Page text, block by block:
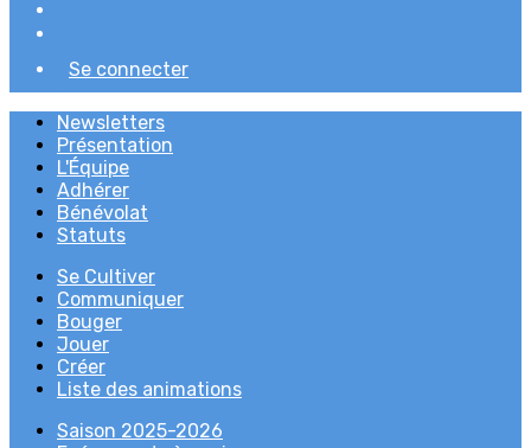
Se connecter
Newsletters
Présentation
L'Équipe
Adhérer
Bénévolat
Statuts
Se Cultiver
Communiquer
Bouger
Jouer
Créer
Liste des animations
Saison 2025-2026